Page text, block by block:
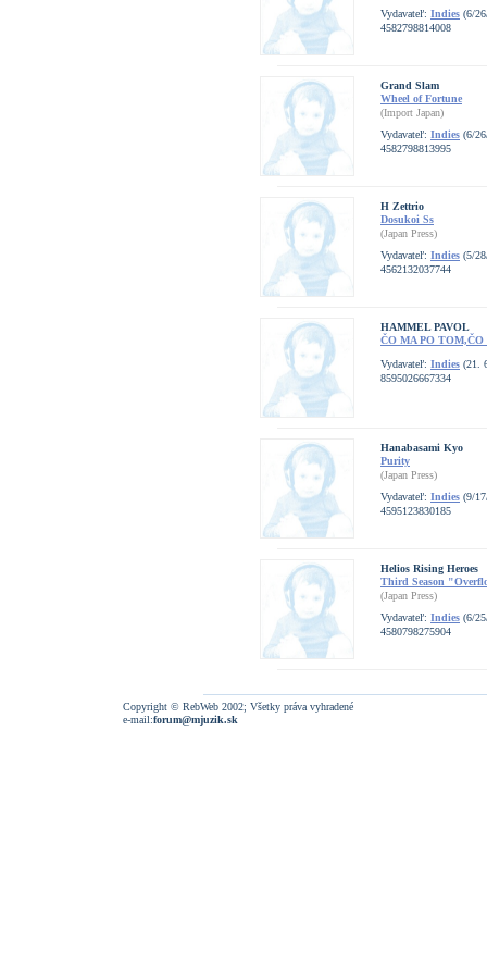
Vydavateľ: Indies (6/
4582798814008
Grand Slam
Wheel of Fortune
(Import Japan)
Vydavateľ: Indies (6/
4582798813995
H Zettrio
Dosukoi Ss
(Japan Press)
Vydavateľ: Indies (5/
4562132037744
HAMMEL PAVOL
ČO MA PO
Vydavateľ: Indies (21.
8595026667334
Hanabasami Kyo
Purity
(Japan Press)
Vydavateľ: Indies (9/
4595123830185
Helios Rising Heroes
Third Season
(Japan Press)
Vydavateľ: Indies (6/
4580798275904
Copyright © RebWeb 2002; Všetky práva vyhradené
e-mail:forum@mjuzik.sk